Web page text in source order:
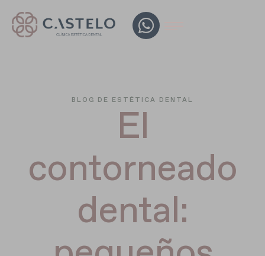
BLOG DE ESTÉTICA DENTAL
El
contorneado
dental: